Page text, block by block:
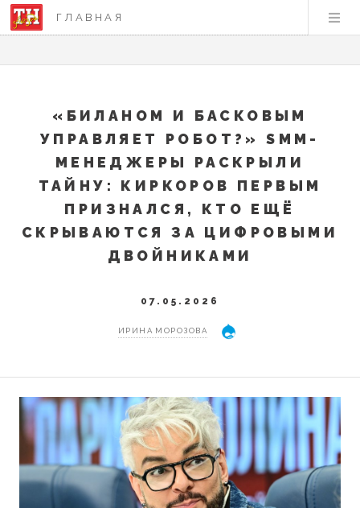
ГЛАВНАЯ
«БИЛАНОМ И БАСКОВЫМ
УПРАВЛЯЕТ РОБОТ?» SMM-
МЕНЕДЖЕРЫ РАСКРЫЛИ
ТАЙНУ: КИРКОРОВ ПЕРВЫМ
ПРИЗНАЛСЯ, КТО ЕЩЁ
СКРЫВАЮТСЯ ЗА ЦИФРОВЫМИ
ДВОЙНИКАМИ
07.05.2026
ИРИНА МОРОЗОВА